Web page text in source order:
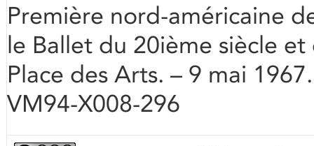
Première nord-américaine
le Ballet du 20ième siècle
Place des Arts. – 9 mai
VM94-X008-296